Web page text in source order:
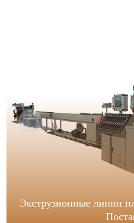
Экструзионные линии